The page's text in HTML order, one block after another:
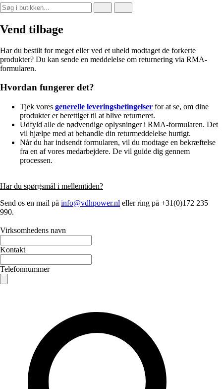
Vend tilbage
Har du bestilt for meget eller ved et uheld modtaget de forkerte
produkter? Du kan sende en meddelelse om returnering via RMA-
formularen.
Hvordan fungerer det?
Tjek vores generelle leveringsbetingelser for at se, om dine
produkter er berettiget til at blive returneret.
Udfyld alle de nødvendige oplysninger i RMA-formularen. Det
vil hjælpe med at behandle din returmeddelelse hurtigt.
Når du har indsendt formularen, vil du modtage en bekræftelse
fra en af vores medarbejdere. De vil guide dig gennem
processen.
Har du spørgsmål i mellemtiden?
Send os en mail på info@vdhpower.nl eller ring på +31(0)172 235
990.
Virksomhedens navn
Kontakt
Telefonnummer